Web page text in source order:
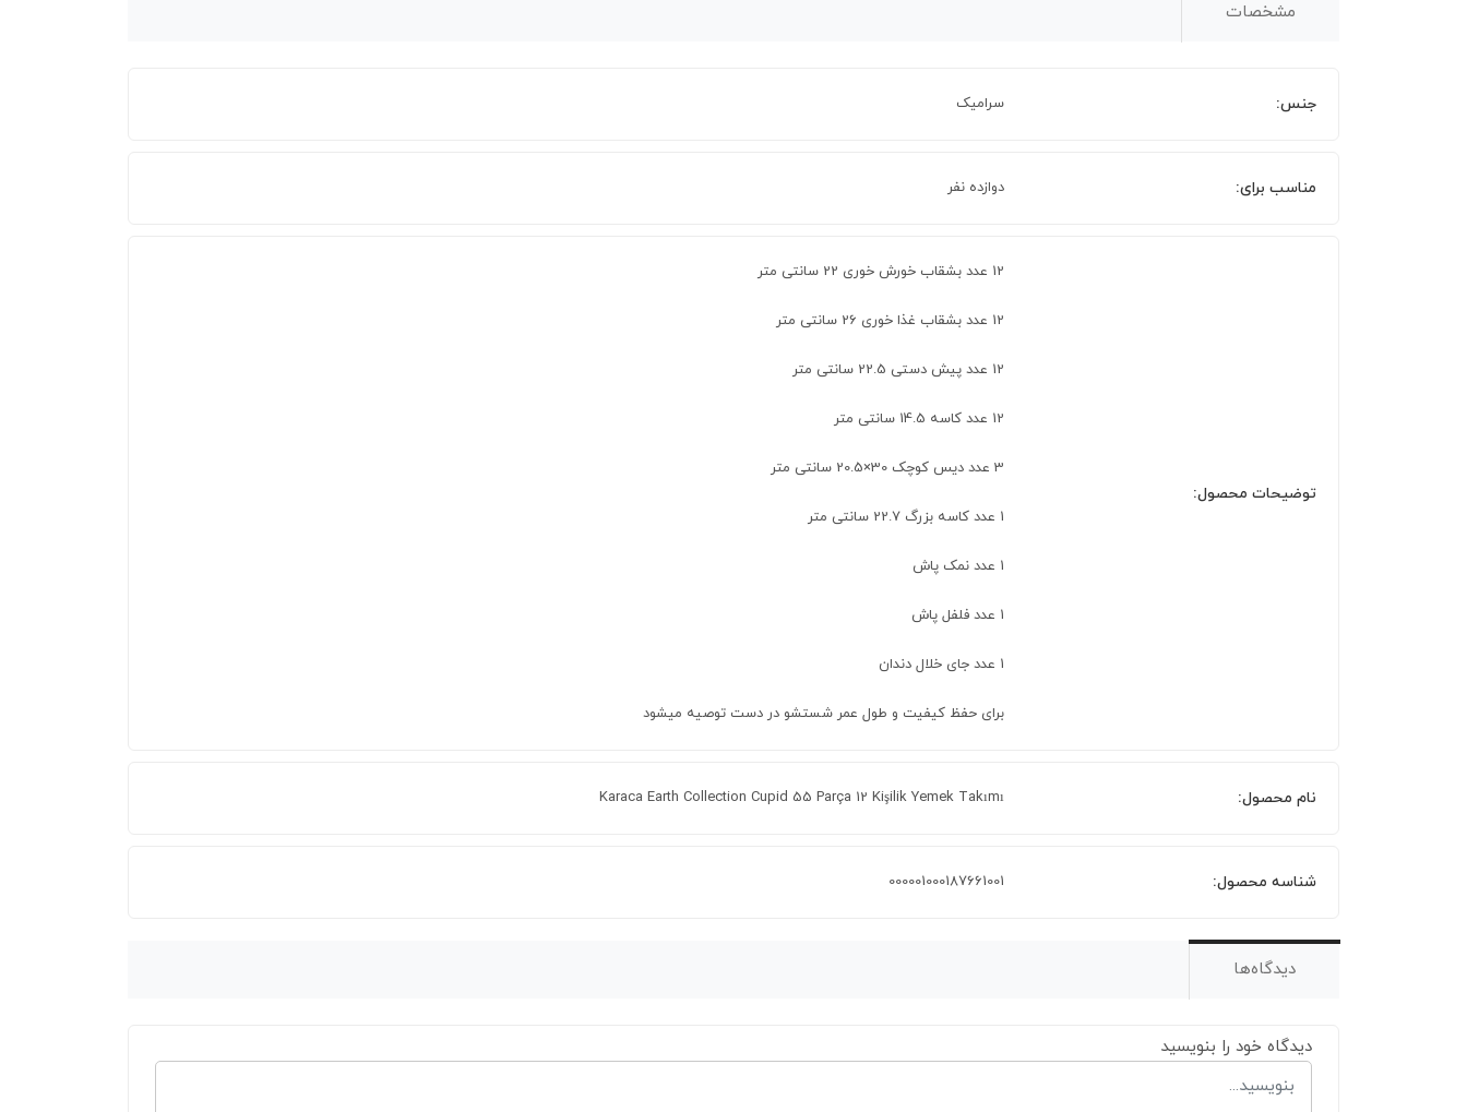
مشخصات
جنس: سرامیک
مناسب برای: دوازده نفر
توضیحات محصول:
12 عدد بشقاب خورش خوری 22 سانتی متر
12 عدد بشقاب غذا خوری 26 سانتی متر
12 عدد پیش دستی 22.5 سانتی متر
12 عدد کاسه 14.5 سانتی متر
3 عدد دیس کوچک 30×20.5 سانتی متر
1 عدد کاسه بزرگ 22.7 سانتی متر
1 عدد نمک پاش
1 عدد فلفل پاش
1 عدد جای خلال دندان
برای حفظ کیفیت و طول عمر شستشو در دست توصیه میشود
نام محصول: Karaca Earth Collection Cupid 55 Parça 12 Kişilik Yemek Takımı
شناسه محصول: 000001000187661001
دیدگاه‌ها
دیدگاه خود را بنویسید